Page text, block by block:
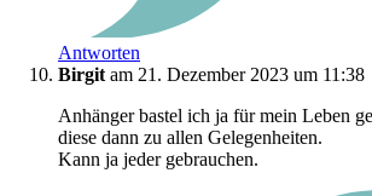
Antworten
Birgit am 21. Dezember 2023 um 11:38
Anhänger bastel ich ja für mein Leben
diese dann zu allen Gelegenheiten.
Kann ja jeder gebrauchen.